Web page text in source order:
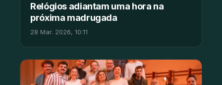
Relógios adiantam uma hora na
próxima madrugada
28 Mar. 2026, 10:11